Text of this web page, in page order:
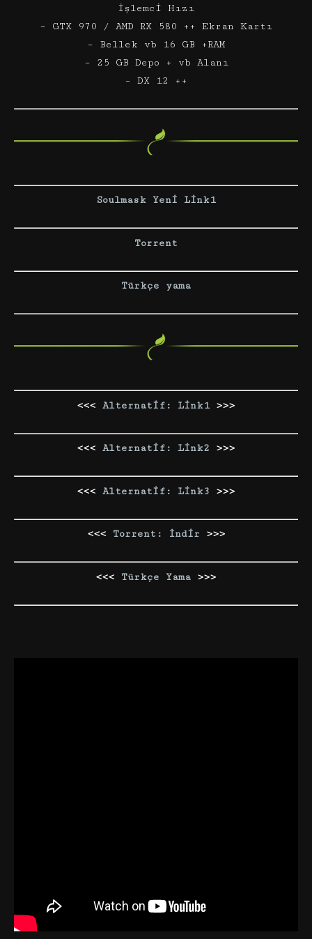
İşlemci Hızı
– GTX 970 / AMD RX 580 ++ Ekran Kartı
– Bellek vb 16 GB +RAM
– 25 GB Depo + vb Alanı
– DX 12 ++
Soulmask Yeni Link1
Torrent
Türkçe yama
<<< Alternatif: Link1>>>
<<< Alternatif: Link2 >>>
<<< Alternatif: Link3 >>>
<<< Torrent: İndir >>>
<<< Türkçe Yama >>>